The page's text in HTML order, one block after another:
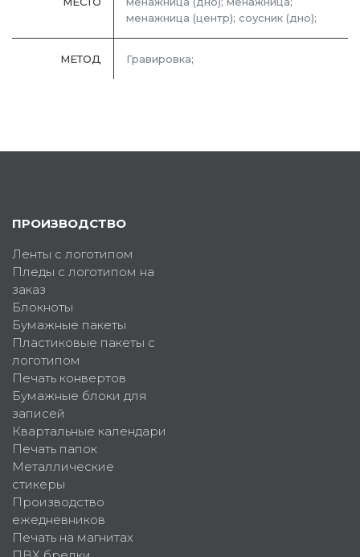
менажница (центр); соусник (дно);
МЕТОД Гравировка;
ПРОИЗВОДСТВО
Ленты с логотипом
Пледы с логотипом на
заказ
Блокноты
Бумажные пакеты
Пластиковые пакеты с
логотипом
Печать конвертов
Бумажные блоки для
записей
Квартальные календари
Печать папок
Металлические
стикеры
Производство
ежедневников
Печать на магнитах